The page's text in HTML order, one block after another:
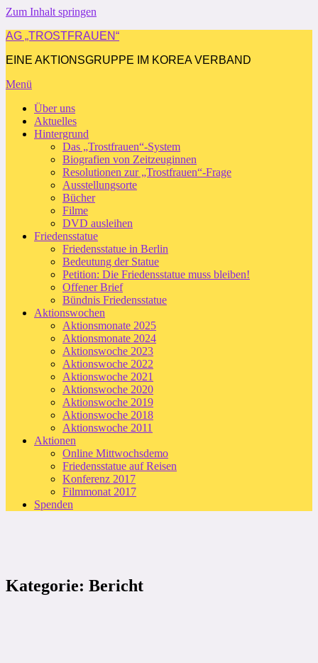
Zum Inhalt springen
AG „TROSTFRAUEN“
EINE AKTIONSGRUPPE IM KOREA VERBAND
Menü
Über uns
Aktuelles
Hintergrund
Das „Trostfrauen“-System
Biografien von Zeitzeuginnen
Resolutionen zur „Trostfrauen“-Frage
Ausstellungsorte
Bücher
Filme
DVD ausleihen
Friedensstatue
Friedensstatue in Berlin
Bedeutung der Statue
Petition: Die Friedensstatue muss bleiben!
Offener Brief
Bündnis Friedensstatue
Aktionswochen
Aktionsmonate 2025
Aktionsmonate 2024
Aktionswoche 2023
Aktionswoche 2022
Aktionswoche 2021
Aktionswoche 2020
Aktionswoche 2019
Aktionswoche 2018
Aktionswoche 2011
Aktionen
Online Mittwochsdemo
Friedensstatue auf Reisen
Konferenz 2017
Filmmonat 2017
Spenden
Kategorie: Bericht